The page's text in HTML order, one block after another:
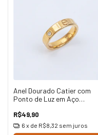
Anel Dourado Catier com
Ponto de Luz em Aço
R$49,90
6 x de R$8,32 sem juros